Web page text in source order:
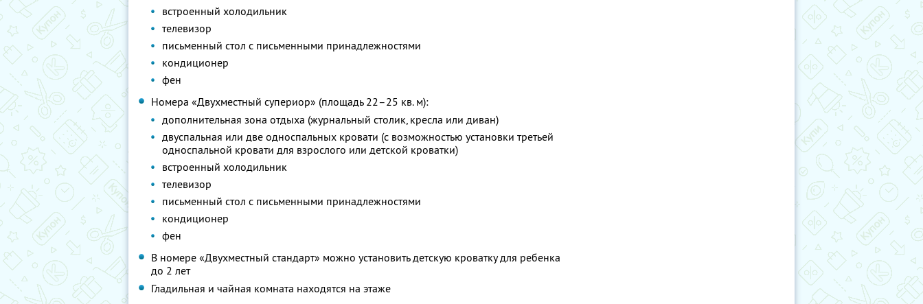
встроенный холодильник
телевизор
письменный стол с письменными принадлежностями
кондиционер
фен
Номера «Двухместный супериор» (площадь 22–25 кв. м):
дополнительная зона отдыха (журнальный столик, кресла или диван)
двуспальная или две односпальных кровати (с возможностью установки третьей
односпальной кровати для взрослого или детской кроватки)
встроенный холодильник
телевизор
письменный стол с письменными принадлежностями
кондиционер
фен
В номере «Двухместный стандарт» можно установить детскую кроватку для ребенка
до 2 лет
Гладильная и чайная комната находятся на этаже